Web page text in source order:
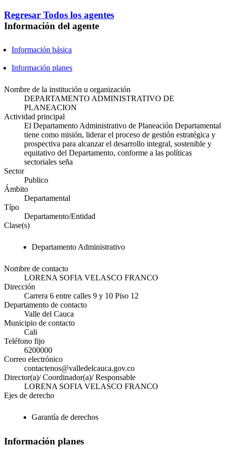
Regresar Todos los agentes
Información del agente
Información básica
Información planes
Nombre de la institución u organización
DEPARTAMENTO ADMINISTRATIVO DE
PLANEACION
Actividad principal
El Departamento Administrativo de Planeación Departamental
tiene como misión, liderar el proceso de gestión estratégica y
prospectiva para alcanzar el desarrollo integral, sostenible y
equitativo del Departamento, conforme a las políticas
sectoriales seña
Sector
Publico
Ámbito
Departamental
Típo
Departamento/Entidad
Clase(s)
Departamento Administrativo
Nombre de contacto
LORENA SOFIA VELASCO FRANCO
Dirección
Carrera 6 entre calles 9 y 10 Piso 12
Departamento de contacto
Valle del Cauca
Municipio de contacto
Cali
Teléfono fijo
6200000
Correo electrónico
contactenos@valledelcauca.gov.co
Director(a)/ Coordinador(a)/ Responsable
LORENA SOFIA VELASCO FRANCO
Ejes de derecho
Garantía de derechos
Información planes